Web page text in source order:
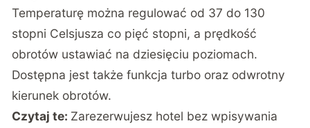
Temperaturę można regulować od 37 do 130
stopni Celsjusza co pięć stopni, a prędkość
obrotów ustawiać na dziesięciu poziomach.
Dostępna jest także funkcja turbo oraz odwrotny
kierunek obrotów.
Czytaj te: Zarezerwujesz hotel bez wpisywania